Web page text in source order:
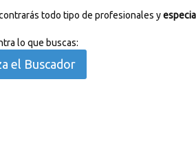
todo tipo de profesionales y
lo que buscas:
el Buscador